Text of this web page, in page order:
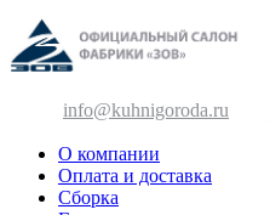
info@kuhnigoroda.ru
О компании
Оплата и доставка
Сборка